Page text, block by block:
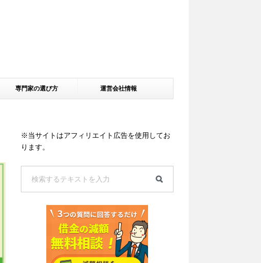
専門家の選び方 運営会社情報
※当サイトはアフィリエイト広告を使用してお
ります。